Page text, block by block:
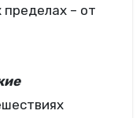
– от